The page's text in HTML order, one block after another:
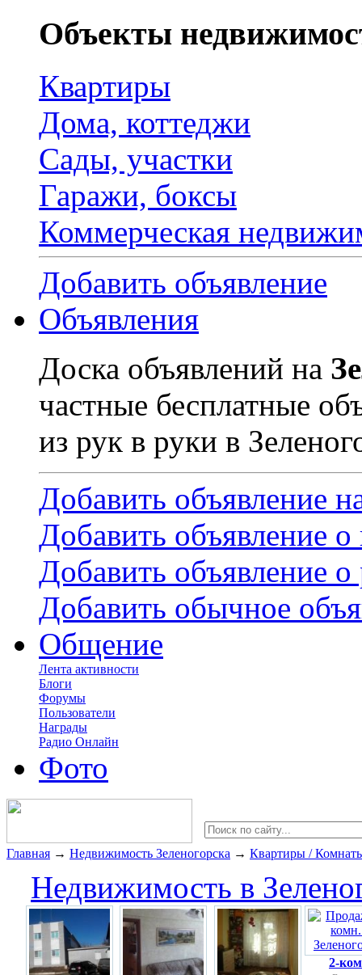
Объекты
Квартиры
Дома, коттеджи
Сады, участки
Гаражи, боксы
Коммерческая
Добавить объявление
Объявления
Доска объявлений на
частные бесплатные
из рук в руки в
Добавить объявление
Добавить объявление
Добавить объявление о
Добавить обычное
Общение
Лента активности
Блоги
Форумы
Пользователи
Награды
Радио Онлайн
Фото
Главная → Недвижимость Зеленогорска → Квартиры /
Недвижимость в
2-